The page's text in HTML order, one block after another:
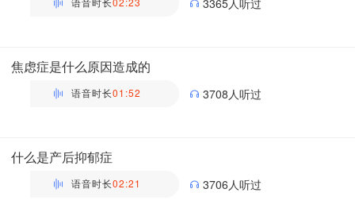
3365人听过
焦虑症是什么原因造成的
语音时长01:52 3708人听过
什么是产后抑郁症
语音时长02:21 3706人听过